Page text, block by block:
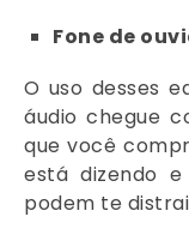
Fone de
O uso desses
áudio chegue
que você
está dizendo
podem te